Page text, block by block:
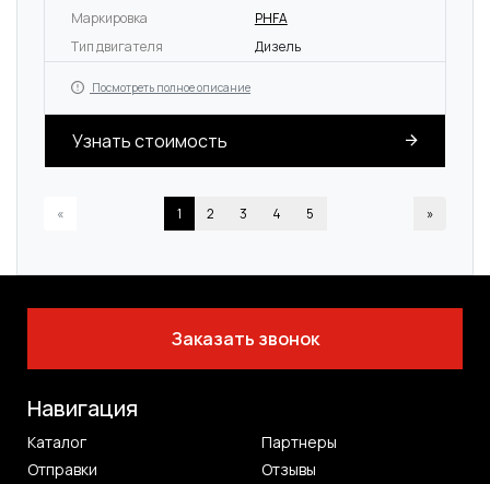
Маркировка
PHFA
Тип двигателя
Дизель
Посмотреть полное описание
Узнать стоимость
« 1 2 3 4 5 »
Заказать звонок
Навигация
Каталог
Партнеры
Отправки
Отзывы